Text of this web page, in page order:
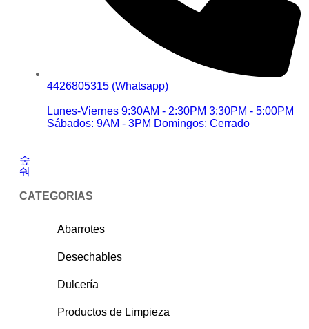
4426805315 (Whatsapp)
Lunes-Viernes 9:30AM - 2:30PM 3:30PM - 5:00PM
Sábados: 9AM - 3PM Domingos: Cerrado
CATEGORIAS
Abarrotes
Desechables
Dulcería
Productos de Limpieza